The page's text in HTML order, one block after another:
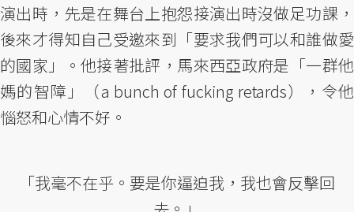
演出時，先是在舞台上抱怨接演出時沒做足功課，
後來才得知自己受邀來到「要求我們可以和誰做愛
的國家」。他接著批評，馬來西亞政府是「一群他
媽的智障」（a bunch of fucking retards），令他
惱怒和心情不好。
「我毫不在乎。要是你逼迫我，我也會反擊回